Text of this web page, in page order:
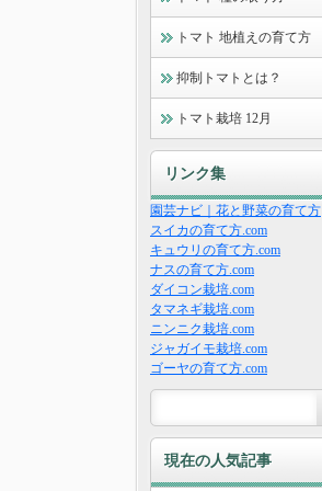
トマト 地植えの育て方
抑制トマトとは？
トマト栽培 12月
リンク集
園芸ナビ｜花と野菜の育て方
スイカの育て方.com
キュウリの育て方.com
ナスの育て方.com
ダイコン栽培.com
タマネギ栽培.com
ニンニク栽培.com
ジャガイモ栽培.com
ゴーヤの育て方.com
現在の人気記事